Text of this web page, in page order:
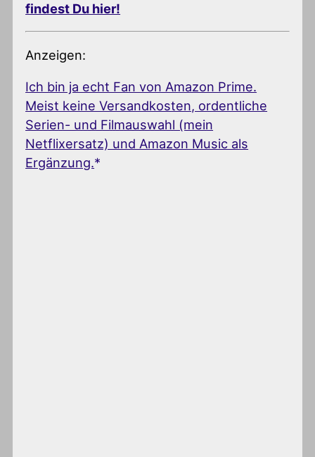
findest Du hier!
Anzeigen:
Ich bin ja echt Fan von Amazon Prime.
Meist keine Versandkosten, ordentliche
Serien- und Filmauswahl (mein
Netflixersatz) und Amazon Music als
Ergänzung.